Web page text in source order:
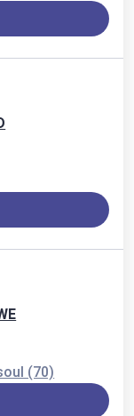
(70)